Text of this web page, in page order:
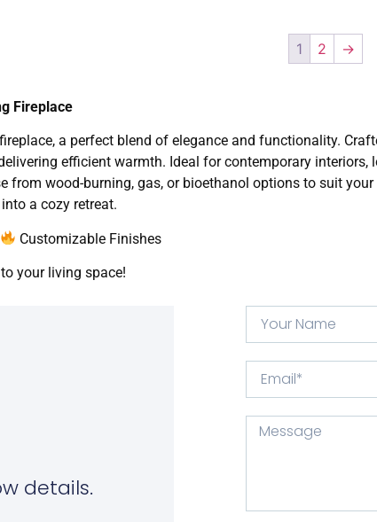
1 2 →
Fireplace
a perfect blend of elegance and functionality.
efficient warmth. Ideal for contemporary interiors,
wood-burning, gas, or bioethanol options to suit
a cozy retreat.
Customizable Finishes
your living space!
details.